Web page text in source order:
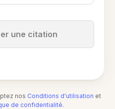
une citation
nos Conditions d'utilisation et
de confidentialité.